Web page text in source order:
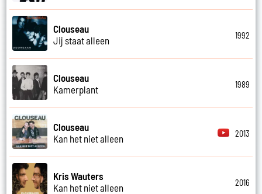
Clouseau
Jij staat alleen
1992
Clouseau
Kamerplant
1989
Clouseau
Kan het niet alleen
2013
Kris Wauters
Kan het niet alleen
2016